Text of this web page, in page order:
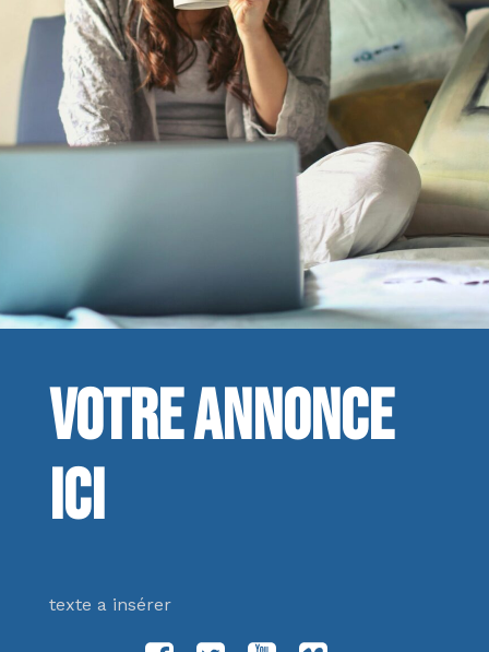
Votre annonce
ici
texte a insérer